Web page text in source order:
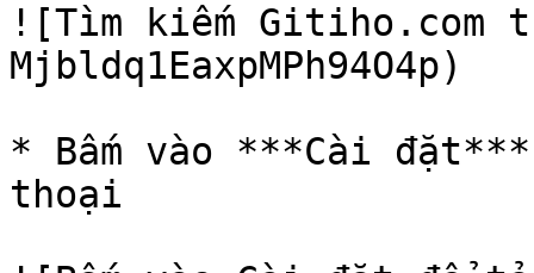
![Tìm kiếm
Mjbldq1EaxpMPh94O4p)
* Bấm vào ***Cài
thoại